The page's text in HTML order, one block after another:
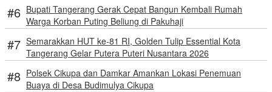
Bupati Tangerang Gerak Cepat Bangun Kembali Rumah
Warga Korban Puting Beliung di Pakuhaji
Semarakkan HUT ke-81 RI, Golden Tulip Essential Kota
Tangerang Gelar Putera Puteri Nusantara 2026
Polsek Cikupa dan Damkar Amankan Lokasi Penemuan
Buaya di Desa Budimulya Cikupa